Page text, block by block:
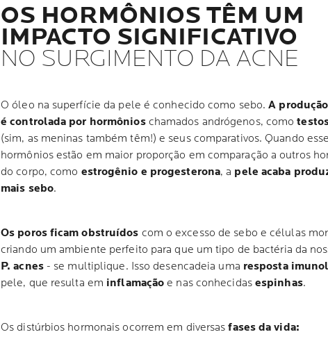
OS HORMÔNIOS TÊM UM
IMPACTO SIGNIFICATIVO
NO SURGIMENTO DA ACNE
O óleo na superfície da pele é conhecido como sebo.A
é controlada por hormônioschamados andrógenos, como
(sim, as meninas também têm!) e seus comparativos. Quando
hormônios estão em maior proporção em comparação a outros
do corpo, como estrogênio e progesterona, a pele acaba
mais sebo.
Os poros ficam obstruídos com o excesso de sebo e células
criando um ambiente perfeito para que um tipo de bactéria da
P. acnes- se multiplique. Isso desencadeia uma resposta
pele, que resulta em inflamação e nas conhecidas espinhas.
Os distúrbios hormonais ocorrem em diversasfases da vida: